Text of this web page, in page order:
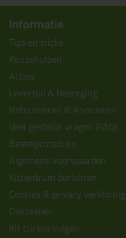
Informatie
Tips en tricks
Keuzehulpen
Acties
Levertijd & Bezorging
Retourneren & Annuleren
Veel gestelde vragen (FAQ)
Bestelprocedure
Algemene voorwaarden
Kitcentrum berichten
Cookies & privacy verklaring
Disclaimer
Kit cursus volgen